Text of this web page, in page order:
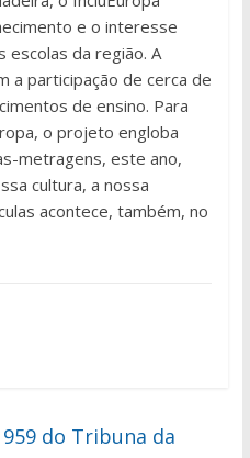
e o interesse
escolas da região. A
a participação de cerca de
de ensino. Para
o projeto engloba
metragens, este ano,
cultura, a nossa
acontece, também, no
do Tribuna da